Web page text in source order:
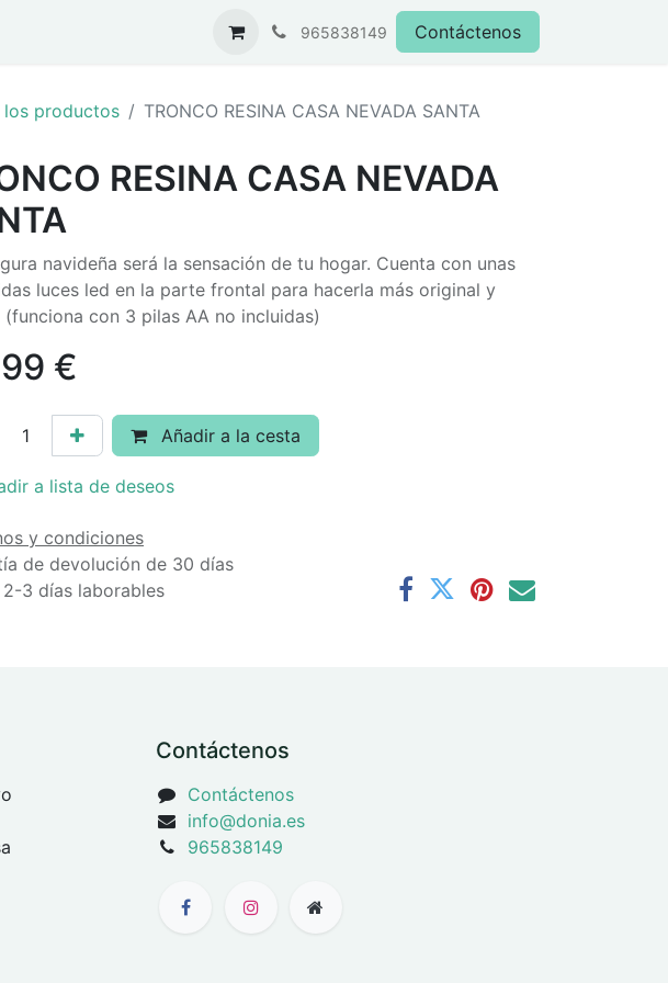
965838149 Contáctenos
los productos TRONCO RESINA CASA NEVADA SANTA
RESINA CASA NEVADA
navideña será la sensación de tu hogar. Cuenta con unas
luces led en la parte frontal para hacerla más original y
(funciona con 3 pilas AA no incluidas)
€
Añadir a la cesta
a lista de deseos
y condiciones
de devolución de 30 días
2-3 días laborables
Contáctenos
Contáctenos
info@donia.es
965838149